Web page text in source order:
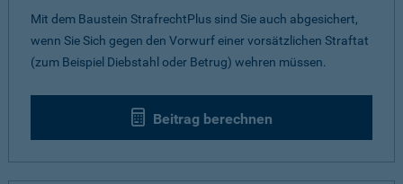
Mit dem Baustein StrafrechtPlus sind Sie auch abgesichert,
wenn Sie Sich gegen den Vorwurf einer vorsätzlichen Straftat
(zum Beispiel Diebstahl oder Betrug) wehren müssen.
Beitrag berechnen